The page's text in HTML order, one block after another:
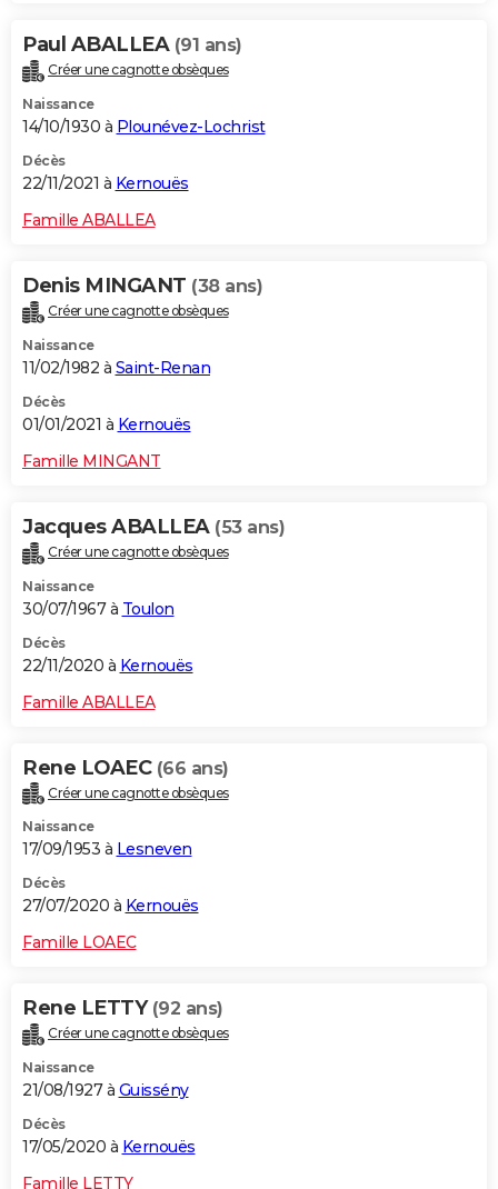
Paul ABALLEA (91 ans)
Créer une cagnotte obsèques
Naissance
14/10/1930 à Plounévez-Lochrist
Décès
22/11/2021 à Kernouës
Famille ABALLEA
Denis MINGANT (38 ans)
Créer une cagnotte obsèques
Naissance
11/02/1982 à Saint-Renan
Décès
01/01/2021 à Kernouës
Famille MINGANT
Jacques ABALLEA (53 ans)
Créer une cagnotte obsèques
Naissance
30/07/1967 à Toulon
Décès
22/11/2020 à Kernouës
Famille ABALLEA
Rene LOAEC (66 ans)
Créer une cagnotte obsèques
Naissance
17/09/1953 à Lesneven
Décès
27/07/2020 à Kernouës
Famille LOAEC
Rene LETTY (92 ans)
Créer une cagnotte obsèques
Naissance
21/08/1927 à Guissény
Décès
17/05/2020 à Kernouës
Famille LETTY